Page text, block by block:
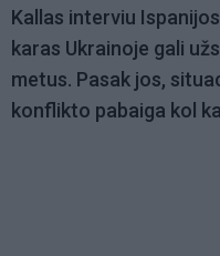
Kallas interviu
karas Ukrainoje gali
metus. Pasak jos,
konflikto pabaiga kol